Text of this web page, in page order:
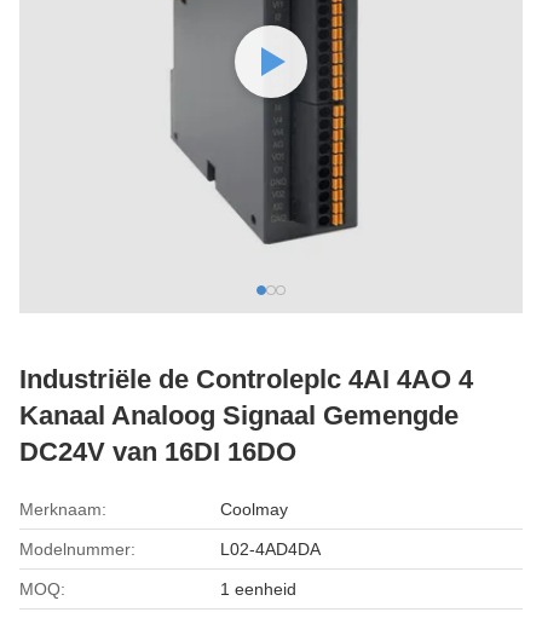
Industriële de Controleplc 4AI 4AO 4
Kanaal Analoog Signaal Gemengde
DC24V van 16DI 16DO
Merknaam: Coolmay
Modelnummer: L02-4AD4DA
MOQ: 1 eenheid